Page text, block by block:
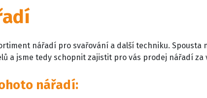
nářadí pro svařování a další techniku. Spousta
a jsme tedy schopnit zajistit pro vás prodej nářadí za
nářadí: